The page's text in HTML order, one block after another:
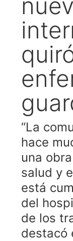
“La
hace
una
salud y
está
del
de los
destacó